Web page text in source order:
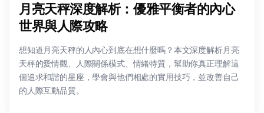
月亮天秤深度解析：優雅平衡者的內心
世界與人際攻略
想知道月亮天秤的人內心到底在想什麼嗎？本文深度解析月亮
天秤的愛情觀、人際關係模式、情緒特質，幫助你真正理解這
個追求和諧的星座，學會與他們相處的實用技巧，並改善自己
的人際互動品質。